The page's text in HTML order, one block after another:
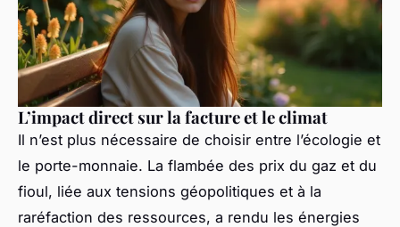
L’impact direct sur la facture et le climat
Il n’est plus nécessaire de choisir entre l’écologie et
le porte-monnaie. La flambée des prix du gaz et du
fioul, liée aux tensions géopolitiques et à la
raréfaction des ressources, a rendu les énergies